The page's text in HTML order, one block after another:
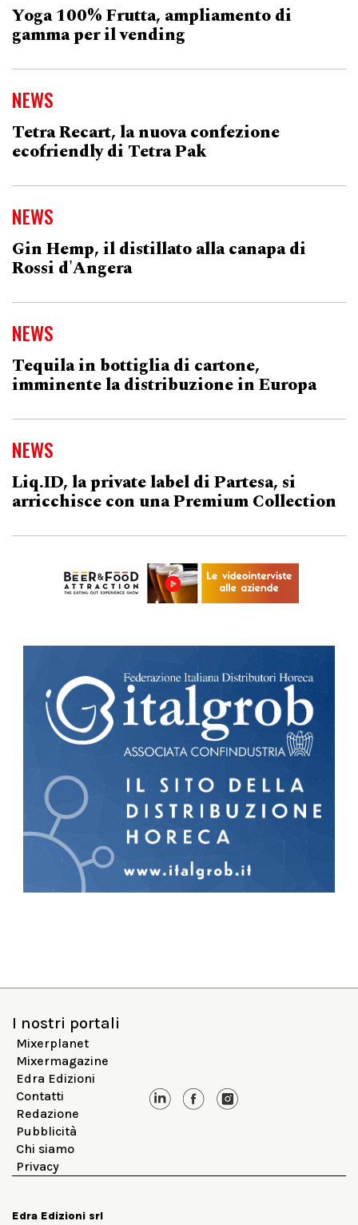
Yoga 100% Frutta, ampliamento di
gamma per il vending
NEWS
Tetra Recart, la nuova confezione
ecofriendly di Tetra Pak
NEWS
Gin Hemp, il distillato alla canapa di
Rossi d'Angera
NEWS
Tequila in bottiglia di cartone,
imminente la distribuzione in Europa
NEWS
Liq.ID, la private label di Partesa, si
arricchisce con una Premium Collection
I nostri portali
Mixerplanet
Mixermagazine
Edra Edizioni
Contatti
Redazione
Pubblicità
Chi siamo
Privacy
Edra Edizioni srl